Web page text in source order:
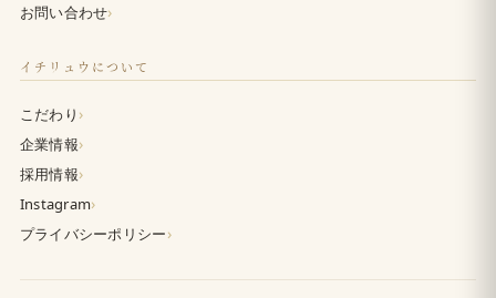
お問い合わせ›
イチリュウについて
こだわり ›
企業情報›
採用情報›
Instagram›
プライバシーポリシー›